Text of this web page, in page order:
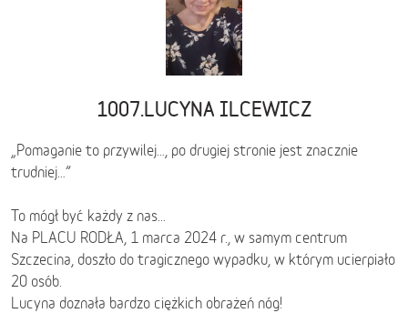
1007.LUCYNA ILCEWICZ
„Pomaganie to przywilej…, po drugiej stronie jest znacznie
trudniej…”
To mógł być każdy z nas...
Na PLACU RODŁA, 1 marca 2024 r., w samym centrum
Szczecina, doszło do tragicznego wypadku, w którym ucierpiało
20 osób.
Lucyna doznała bardzo ciężkich obrażeń nóg!